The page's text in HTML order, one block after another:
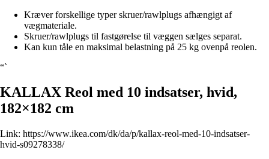
Kræver forskellige typer skruer/rawlplugs afhængigt af
vægmateriale.
Skruer/rawlplugs til fastgørelse til væggen sælges separat.
Kan kun tåle en maksimal belastning på 25 kg ovenpå reolen.
“`
KALLAX Reol med 10 indsatser, hvid,
182×182 cm
Link: https://www.ikea.com/dk/da/p/kallax-reol-med-10-indsatser-
hvid-s09278338/